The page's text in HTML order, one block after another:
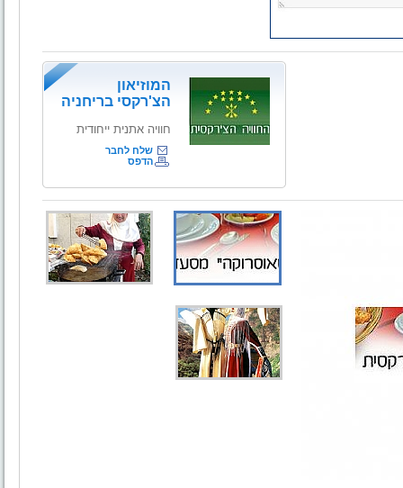
המוזיאון
הצ'רקסי בריחניה
חוויה אתנית ייחודית
שלח לחבר
הדפס